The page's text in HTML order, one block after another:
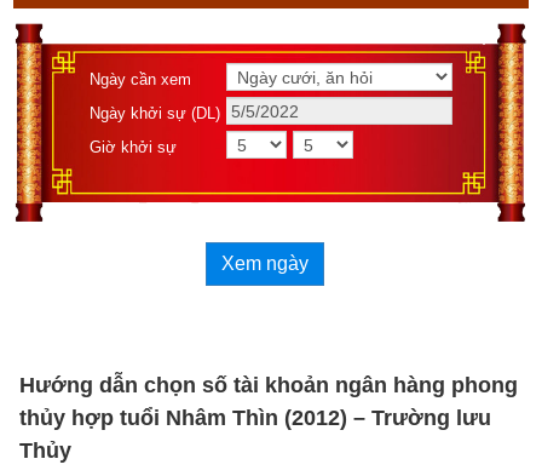
Ngày cần xem
Ngày khởi sự (DL)
Giờ khởi sự
Xem ngày
Hướng dẫn chọn số tài khoản ngân hàng phong
thủy hợp tuổi Nhâm Thìn (2012) – Trường lưu
Thủy